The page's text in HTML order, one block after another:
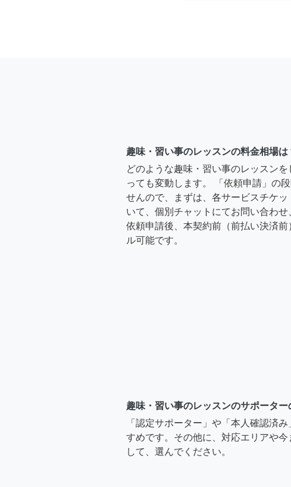
趣味・習い事のレッスンの料金相場は
どのような趣味・習い事のレッスン
っても変動します。 「依頼申請」の
せんので、まずは、各サービスチケ
いて、個別チャットにてお問い合わ
依頼申請後、本契約前（前払い決済
ル可能です。
趣味・習い事のレッスンのサポーター
「認定サポーター」や「本人確認済
すめです。その他に、対応エリアや
して、選んでください。